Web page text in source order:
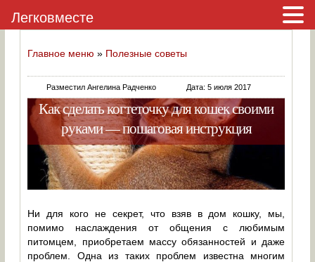
Главное меню » Полезные советы
Разместил Ангелина Радченко Дата: 5 июля 2017
Как сделать когтеточку для кошек своими
руками — пошаговая инструкция
Ни для кого не секрет, что взяв в дом кошку, мы,
помимо наслаждения от общения с любимым
питомцем, приобретаем массу обязанностей и даже
проблем. Одна из таких проблем известна многим
Легковместе